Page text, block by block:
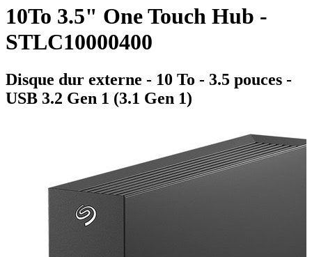
10To 3.5" One Touch Hub -
STLC10000400
Disque dur externe - 10 To - 3.5 pouces -
USB 3.2 Gen 1 (3.1 Gen 1)